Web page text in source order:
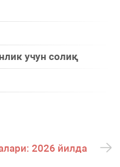
учун солиқ
2026 йилда